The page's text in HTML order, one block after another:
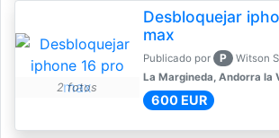
2 fotos
Desbloquejar
max
Publicado por P
Witson
La Margineda, Andorra la
600 EUR